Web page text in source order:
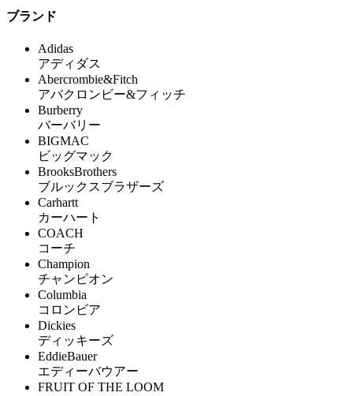
ブランド
Adidas
アディダス
Abercrombie&Fitch
アバクロンビー&フィッチ
Burberry
バーバリー
BIGMAC
ビッグマック
BrooksBrothers
ブルックスブラザーズ
Carhartt
カーハート
COACH
コーチ
Champion
チャンピオン
Columbia
コロンビア
Dickies
ディッキーズ
EddieBauer
エディーバウアー
FRUIT OF THE LOOM